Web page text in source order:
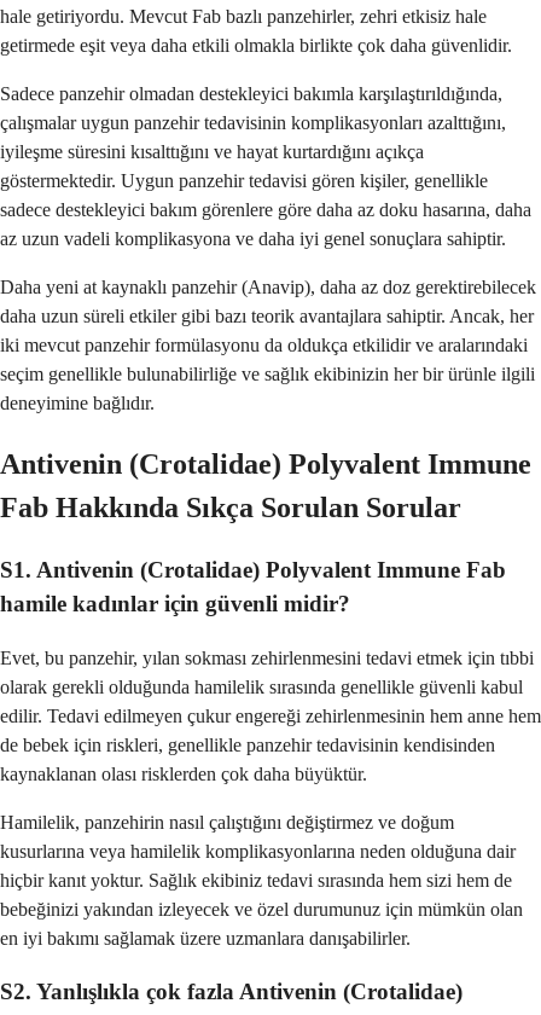
hale getiriyordu. Mevcut Fab bazlı panzehirler, zehri etkisiz hale
getirmede eşit veya daha etkili olmakla birlikte çok daha güvenlidir.
Sadece panzehir olmadan destekleyici bakımla karşılaştırıldığında,
çalışmalar uygun panzehir tedavisinin komplikasyonları azalttığını,
iyileşme süresini kısalttığını ve hayat kurtardığını açıkça
göstermektedir. Uygun panzehir tedavisi gören kişiler, genellikle
sadece destekleyici bakım görenlere göre daha az doku hasarına, daha
az uzun vadeli komplikasyona ve daha iyi genel sonuçlara sahiptir.
Daha yeni at kaynaklı panzehir (Anavip), daha az doz gerektirebilecek
daha uzun süreli etkiler gibi bazı teorik avantajlara sahiptir. Ancak, her
iki mevcut panzehir formülasyonu da oldukça etkilidir ve aralarındaki
seçim genellikle bulunabilirliğe ve sağlık ekibinizin her bir ürünle ilgili
deneyimine bağlıdır.
Antivenin (Crotalidae) Polyvalent Immune
Fab Hakkında Sıkça Sorulan Sorular
S1. Antivenin (Crotalidae) Polyvalent Immune Fab
hamile kadınlar için güvenli midir?
Evet, bu panzehir, yılan sokması zehirlenmesini tedavi etmek için tıbbi
olarak gerekli olduğunda hamilelik sırasında genellikle güvenli kabul
edilir. Tedavi edilmeyen çukur engereği zehirlenmesinin hem anne hem
de bebek için riskleri, genellikle panzehir tedavisinin kendisinden
kaynaklanan olası risklerden çok daha büyüktür.
Hamilelik, panzehirin nasıl çalıştığını değiştirmez ve doğum
kusurlarına veya hamilelik komplikasyonlarına neden olduğuna dair
hiçbir kanıt yoktur. Sağlık ekibiniz tedavi sırasında hem sizi hem de
bebeğinizi yakından izleyecek ve özel durumunuz için mümkün olan
en iyi bakımı sağlamak üzere uzmanlara danışabilirler.
S2. Yanlışlıkla çok fazla Antivenin (Crotalidae)